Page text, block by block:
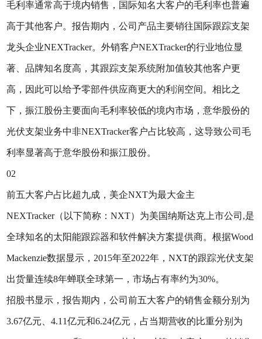
毛利率通常高于境内销售，国际知名大客户的毛利率也普遍
高于其他客户。报告期内，公司产品主要销往国际跟踪支架
龙头企业NEXTracker。外销客户NEXTracker的行业地位显
著、品牌知名度高，其跟踪支架系统附加值较其他客户更
高，因此可以给予零部件供应商更大的利润空间。相比之
下，振江股份主要面向毛利率较低的境内市场，意华股份的
光伏支架业务中非NEXTracker客户占比较高，这导致公司毛
利率显著高于意华股份和振江股份。
02
前五大客户占比超九成，美企NXT为最大金主
NEXTracker（以下简称：NXT）为美国纳斯达克上市公司,是
全球知名的太阳能跟踪器和软件解决方案提供商。根据Wood
Mackenzie数据显示，2015年至2022年，NXT的跟踪光伏支架
出货量连续8年蝉联全球第一，市场占有率约为30%。
招股书显示，报告期内，公司前五大客户的销售金额分别为
3.67亿元、4.11亿元和6.24亿元，占当期营收的比重分别为